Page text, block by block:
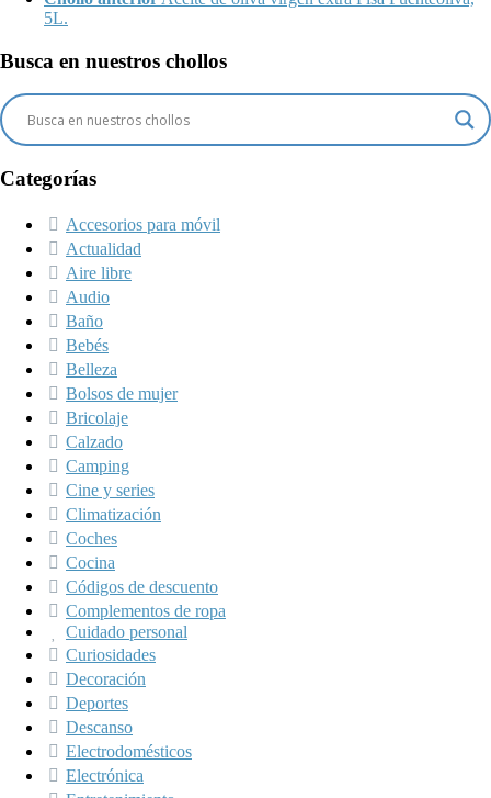
5L.
Busca en nuestros chollos
Categorías
Accesorios para móvil
Actualidad
Aire libre
Audio
Baño
Bebés
Belleza
Bolsos de mujer
Bricolaje
Calzado
Camping
Cine y series
Climatización
Coches
Cocina
Códigos de descuento
Complementos de ropa
Cuidado personal
Curiosidades
Decoración
Deportes
Descanso
Electrodomésticos
Electrónica